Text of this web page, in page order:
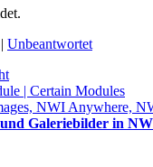
| Unbeantwortet
| Certain Modules
NWI Anywhere,
Galeriebilder in